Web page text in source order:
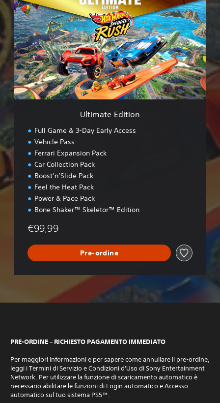
l
t
i
m
a
t
e
E
d
i
t
Ultimate Edition
Full Game & 3-Day Early Access
Vehicle Pass
Ferrari Expansion Pack
Car Collection Pack
Boost’n’Slide Pack
Feel the Heat Pack
Power & Pace Pack
Bone Shaker™ Skeletor™ Edition
€99,99
Pre-ordine
PRE-ORDINE – RICHIESTO PAGAMENTO IMMEDIATO
Per maggiori informazioni e per sapere come annullare il pre-ordine,
leggi i Termini di Servizio e Condizioni d'Uso di Sony Entertainment
Network. Per utilizzare la funzione di scaricamento automatico è
necessario abilitare le funzioni di Login automatico e Accesso
automatico sul tuo sistema PS5™.